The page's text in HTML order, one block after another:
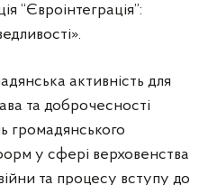
“Євроінтеграція”:
активність для
та доброчесності
громадянського
у сфері верховенства
та процесу вступу до